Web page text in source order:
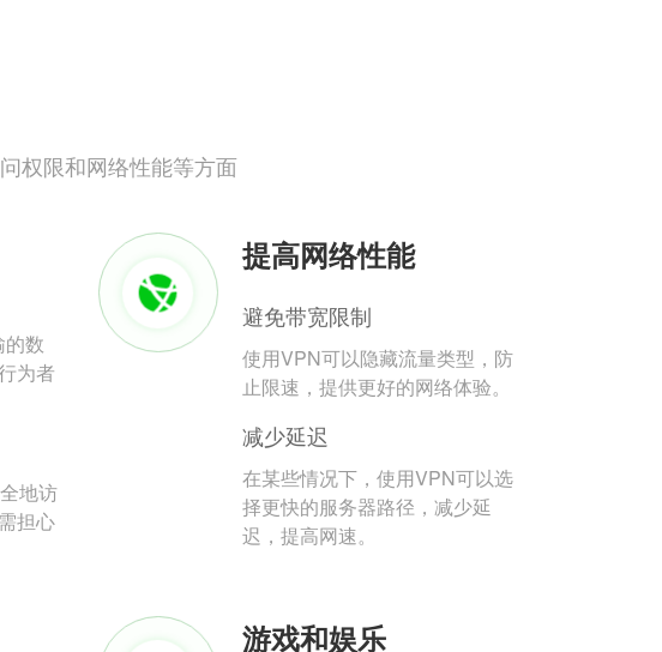
权限和网络性能等方面
数
为者
地访
担心
提高网络性能
避免带宽限制
使用VPN可以隐藏流量类型，防
止限速，提供更好的网络体验。
减少延迟
在某些情况下，使用VPN可以选
择更快的服务器路径，减少延
迟，提高网速。
游戏和娱乐